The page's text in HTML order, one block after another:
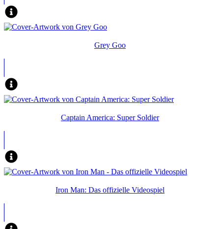
Grey Goo
Captain America: Super Soldier
Iron Man: Das offizielle Videospiel